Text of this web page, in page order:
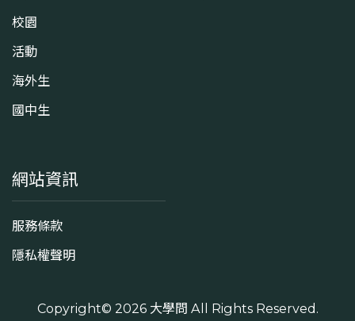
校園
活動
海外生
國中生
網站資訊
服務條款
隱私權聲明
Copyright© 2026 大學問 All Rights Reserved.